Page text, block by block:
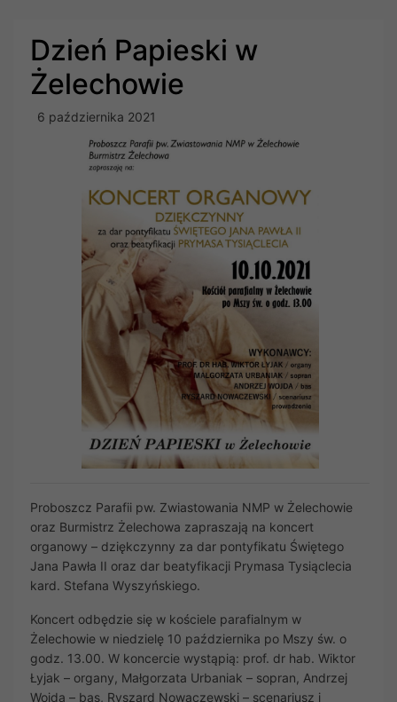
Dzień Papieski w
Żelechowie
6 października 2021
Proboszcz Parafii pw. Zwiastowania NMP w Żelechowie
oraz Burmistrz Żelechowa zapraszają na koncert
organowy – dziękczynny za dar pontyfikatu Świętego
Jana Pawła II oraz dar beatyfikacji Prymasa Tysiąclecia
kard. Stefana Wyszyńskiego.
Koncert odbędzie się w kościele parafialnym w
Żelechowie w niedzielę 10 października po Mszy św. o
godz. 13.00. W koncercie wystąpią: prof. dr hab. Wiktor
Łyjak – organy, Małgorzata Urbaniak – sopran, Andrzej
Wojda – bas, Ryszard Nowaczewski – scenariusz i